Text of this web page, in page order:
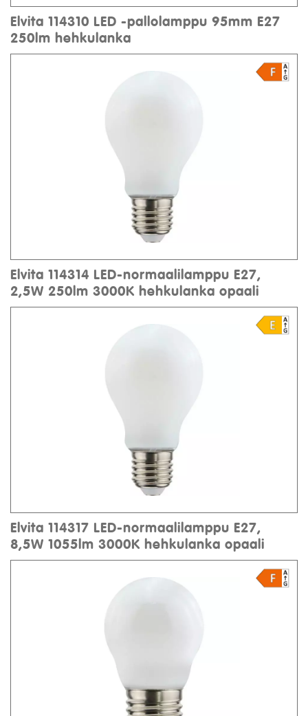
Elvita 114310 LED -pallolamppu 95mm E27
250lm hehkulanka
Elvita 114314 LED-normaalilamppu E27,
2,5W 250lm 3000K hehkulanka opaali
Elvita 114317 LED-normaalilamppu E27,
8,5W 1055lm 3000K hehkulanka opaali